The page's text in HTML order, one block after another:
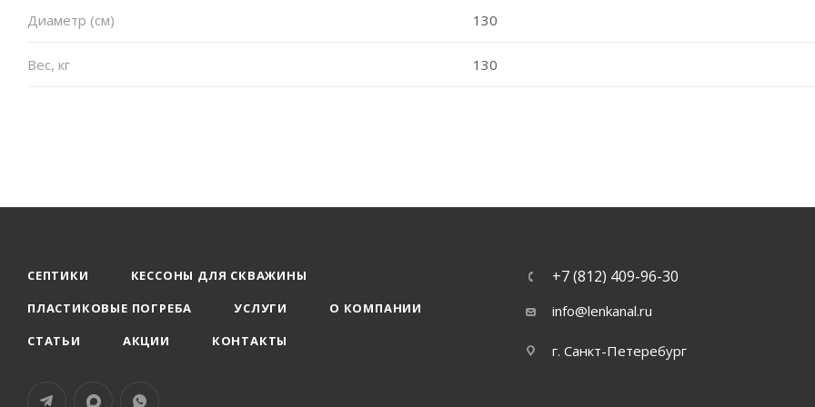
Диаметр (см) 130
Вес, кг 130
СЕПТИКИ
КЕССОНЫ ДЛЯ СКВАЖИНЫ
ПЛАСТИКОВЫЕ ПОГРЕБА
УСЛУГИ
О КОМПАНИИ
СТАТЬИ
АКЦИИ КОНТАКТЫ
+7 (812) 409-96-30
info@lenkanal.ru
г. Санкт-Петеребург